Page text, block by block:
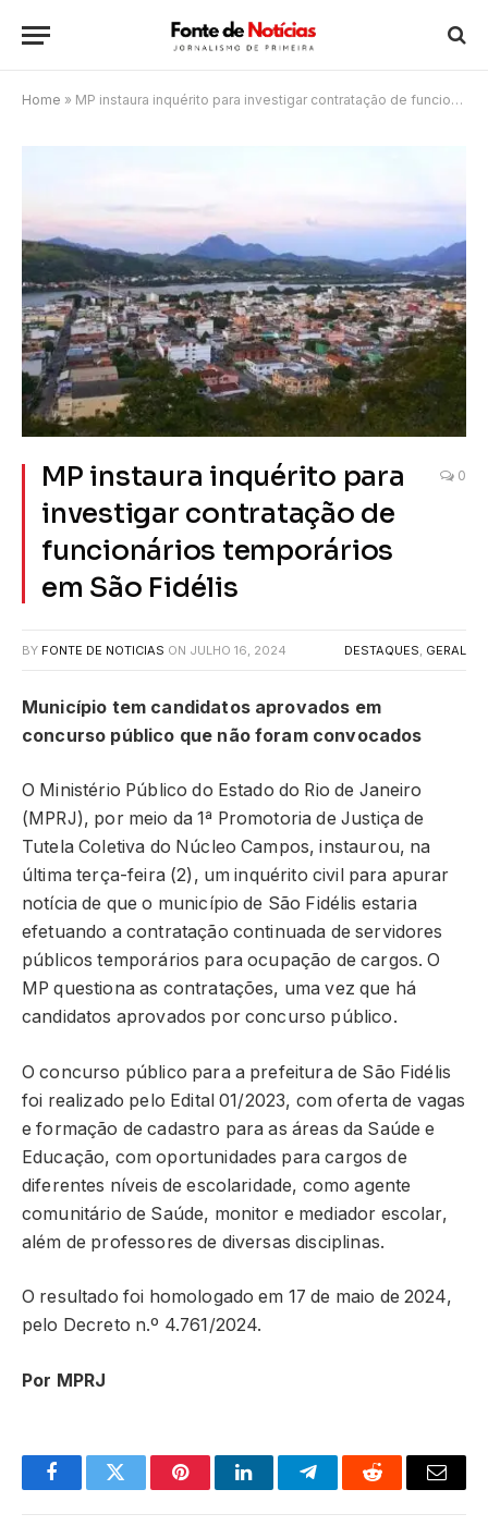
Home » MP instaura inquérito para investigar contratação de funcionários temporários em São Fidélis
MP instaura inquérito para
investigar contratação de
funcionários temporários
em São Fidélis
0
BY FONTE DE NOTICIAS ON JULHO 16, 2024 DESTAQUES GERAL
Município tem candidatos aprovados em
concurso público que não foram convocados
O Ministério Público do Estado do Rio de Janeiro
(MPRJ), por meio da 1ª Promotoria de Justiça de
Tutela Coletiva do Núcleo Campos, instaurou, na
última terça-feira (2), um inquérito civil para apurar
notícia de que o município de São Fidélis estaria
efetuando a contratação continuada de servidores
públicos temporários para ocupação de cargos. O
MP questiona as contratações, uma vez que há
candidatos aprovados por concurso público.
O concurso público para a prefeitura de São Fidélis
foi realizado pelo Edital 01/2023, com oferta de vagas
e formação de cadastro para as áreas da Saúde e
Educação, com oportunidades para cargos de
diferentes níveis de escolaridade, como agente
comunitário de Saúde, monitor e mediador escolar,
além de professores de diversas disciplinas.
O resultado foi homologado em 17 de maio de 2024,
pelo Decreto n.º 4.761/2024.
Por MPRJ
FacebookTwitter PinterestLinkedInTelegramReddit Email